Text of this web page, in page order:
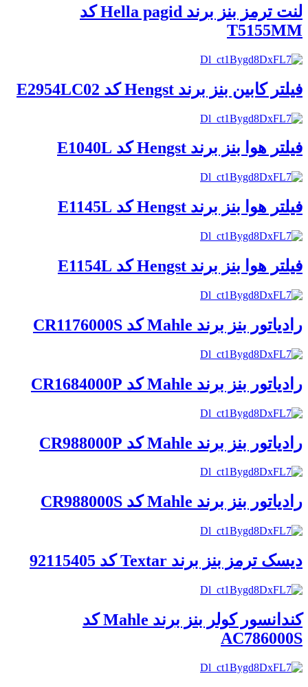
لنت ترمز بنز برند Hella pagid کد
T5155MM
فیلتر کابین بنز برند Hengst کد E2954LC02
فیلتر هوا بنز برند Hengst کد E1040L
فیلتر هوا بنز برند Hengst کد E1145L
فیلتر هوا بنز برند Hengst کد E1154L
رادیاتور بنز برند Mahle کد CR1176000S
رادیاتور بنز برند Mahle کد CR1684000P
رادیاتور بنز برند Mahle کد CR988000P
رادیاتور بنز برند Mahle کد CR988000S
دیسک ترمز بنز برند Textar کد 92115405
کندانسور کولر بنز برند Mahle کد
AC786000S